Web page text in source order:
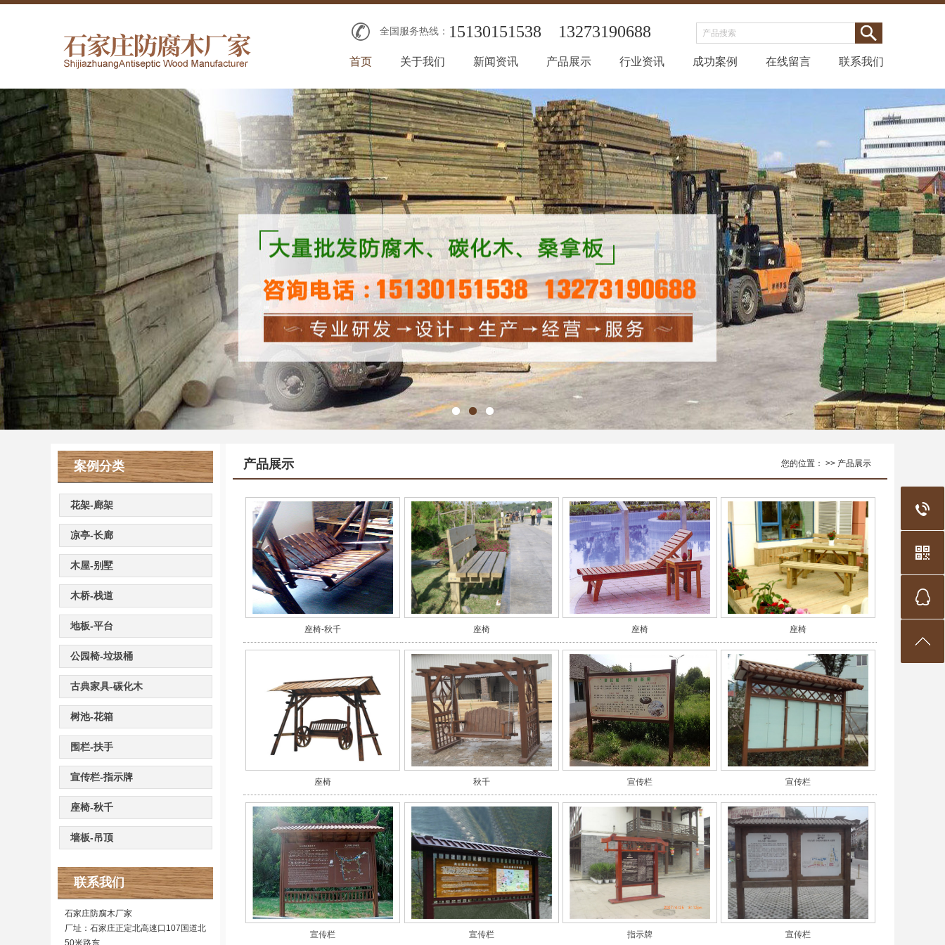
全国服务热线： 15130151538 13273190688
首页 关于我们 新闻资讯 产品展示 行业资讯 成功案例 在线留言 联系我们
案例分类
花架-廊架
凉亭-长廊
木屋-别墅
木桥-栈道
地板-平台
公园椅-垃圾桶
古典家具-碳化木
树池-花箱
围栏-扶手
宣传栏-指示牌
座椅-秋千
墙板-吊顶
联系我们
石家庄防腐木厂家
厂址：石家庄正定北高速口107国道北
50米路东
产品展示 您的位置： >> 产品展示
座椅-秋千 座椅 座椅 座椅
座椅 秋千 宣传栏 宣传栏
宣传栏 宣传栏 指示牌 宣传栏